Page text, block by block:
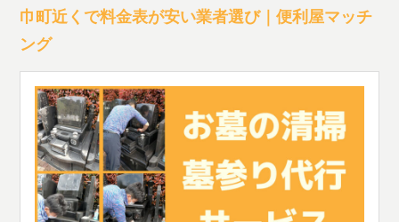
巾町近くで料金表が安い業者選び｜便利屋マッチ
ング